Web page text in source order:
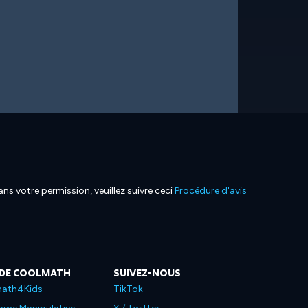
votre permission, veuillez suivre ceciProcédure d'avis
COOLMATH SUIVEZ-NOUS
TikTok